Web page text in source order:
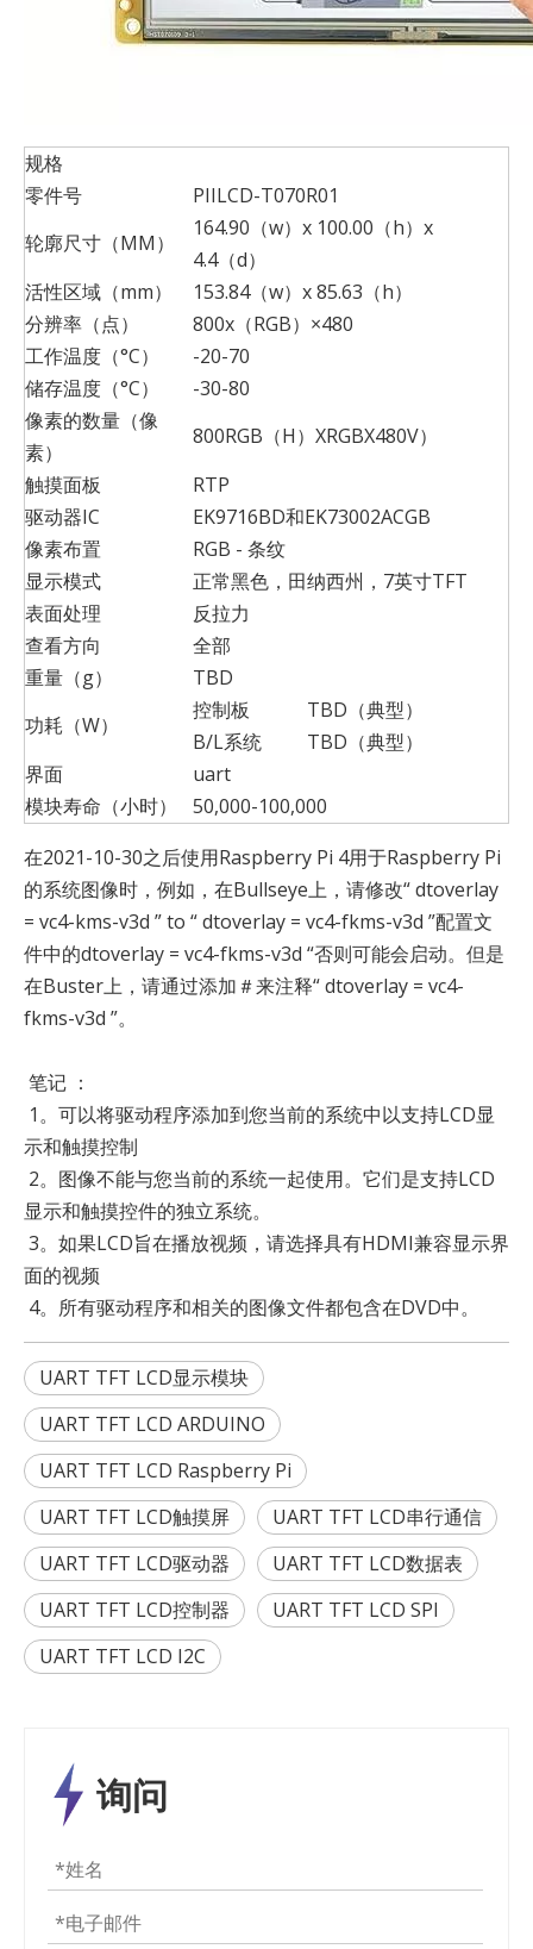
规格
零件号
PIILCD-T070R01
轮廓尺寸（MM）
164.90（w）x 100.00（h）x
4.4（d）
活性区域（mm）
153.84（w）x 85.63（h）
分辨率（点）
800x（RGB）×480
工作温度（°C）
-20-70
储存温度（°C）
-30-80
像素的数量（像
素）
800RGB（H）XRGBX480V）
触摸面板
RTP
驱动器IC
EK9716BD和EK73002ACGB
像素布置
RGB - 条纹
显示模式
正常黑色，田纳西州，7英寸TFT
表面处理
反拉力
查看方向
全部
重量（g）
TBD
功耗（W）
控制板
TBD（典型）
B/L系统
TBD（典型）
界面
uart
模块寿命（小时）
50,000-100,000
在2021-10-30之后使用Raspberry Pi 4用于Raspberry Pi
的系统图像时，例如，在Bullseye上，请修改“ dtoverlay
= vc4-kms-v3d ” to “ dtoverlay = vc4-fkms-v3d ”配置文
件中的dtoverlay = vc4-fkms-v3d “否则可能会启动。但是
在Buster上，请通过添加＃来注释“ dtoverlay = vc4-
fkms-v3d ”。
笔记 ：
1。可以将驱动程序添加到您当前的系统中以支持LCD显
示和触摸控制
2。图像不能与您当前的系统一起使用。它们是支持LCD
显示和触摸控件的独立系统。
3。如果LCD旨在播放视频，请选择具有HDMI兼容显示界
面的视频
4。所有驱动程序和相关的图像文件都包含在DVD中。
UART TFT LCD显示模块
UART TFT LCD ARDUINO
UART TFT LCD Raspberry Pi
UART TFT LCD触摸屏
UART TFT LCD串行通信
UART TFT LCD驱动器
UART TFT LCD数据表
UART TFT LCD控制器
UART TFT LCD SPI
UART TFT LCD I2C
询问